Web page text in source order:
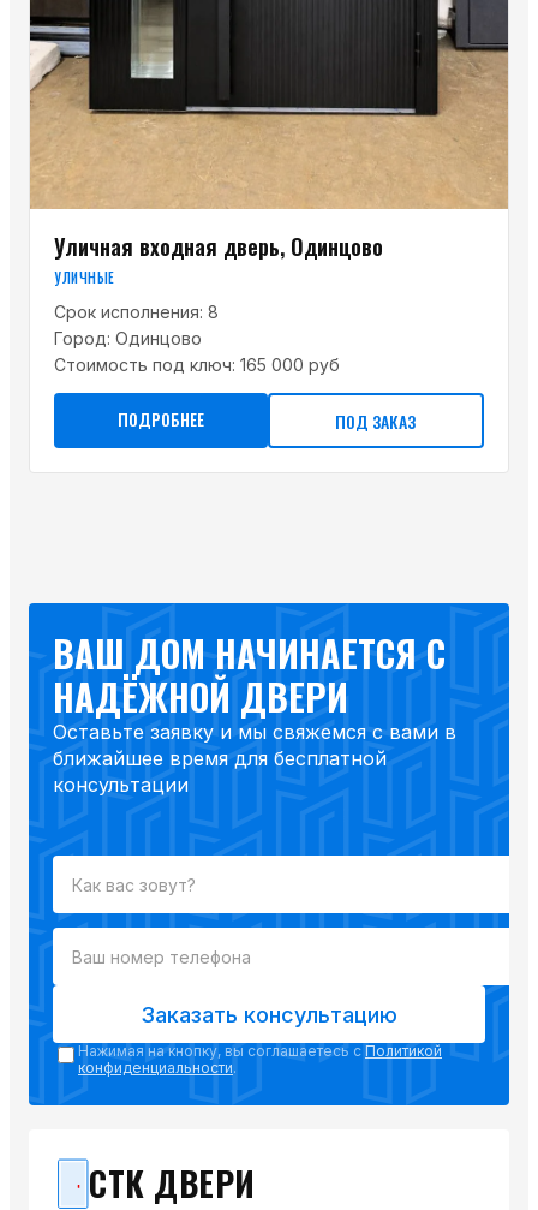
Уличная входная дверь, Одинцово
УЛИЧНЫЕ
Срок исполнения: 8
Город: Одинцово
Стоимость под ключ: 165 000 руб
ПОДРОБНЕЕ ПОД ЗАКАЗ
ВАШ ДОМ НАЧИНАЕТСЯ С
НАДЁЖНОЙ ДВЕРИ
Оставьте заявку и мы свяжемся с вами в
ближайшее время для бесплатной
консультации
Заказать консультацию
Нажимая на кнопку, вы соглашаетесь с Политикой
конфиденциальности.
СТК ДВЕРИ